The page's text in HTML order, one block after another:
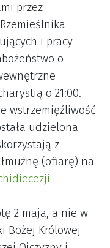
przez
i pracy
o
o 21:00.
wstrzemięźliwość
udzielona
z
(ofiarę) na
2 maja, a nie w
Bożej Królowej